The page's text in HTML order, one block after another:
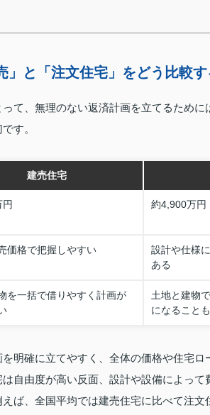
」と「注文住宅」をどう比較
て、無理のない返済計画を立てるため
す。
建売住宅
約4,900万円
価格で把握しやすい
設計や仕様
ある
を一括で借りやすく計画が
土地と建物
になることも
明確に立てやすく、全体の価格や住宅
自由度が高い反面、設計や設備によっ
ば、全国平均では建売住宅に比べて注